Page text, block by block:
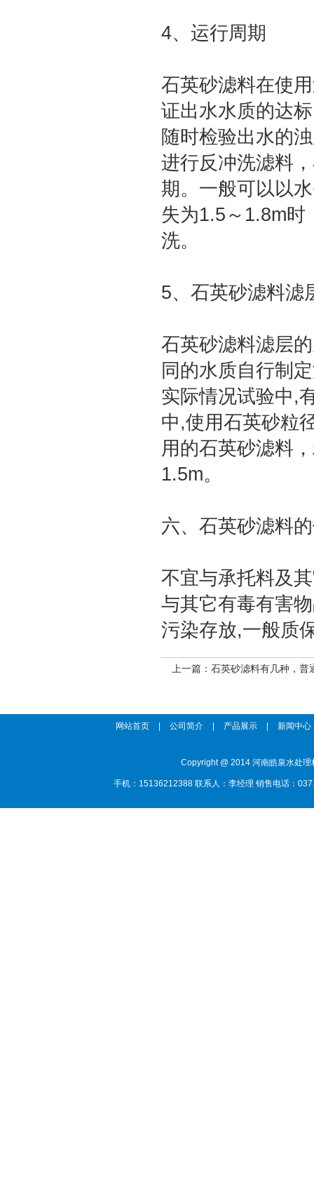
4、运行周期
石英砂滤料在使
证出水水质的达
随时检验出水的
进行反冲洗滤料
期。一般可以以
失为1.5～1.8m时
洗。
5、石英砂滤料滤
石英砂滤料滤层
同的水质自行制
实际情况试验中,
中,使用石英砂粒
用的石英砂滤料
1.5m。
六、石英砂滤料
不宜与承托料及
与其它有毒有害
污染存放,一般质
上一篇： 石英砂滤料有几种，普
网站首页 公司简介 产品展示 新闻中心
Copyright @ 2014 河南皓泉水处
手机：15136212388 联系人：李经理 销售电话：